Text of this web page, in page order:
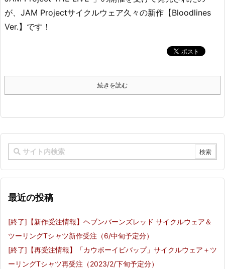
が、JAM Projectサイクルウェア久々の新作【Bloodlines
Ver.】です！
続きを読む
最近の投稿
[終了]【新作受注情報】ヘブンバーンズレッド サイクルウェア＆
ツーリングTシャツ新作受注（6/中旬予定分）
[終了]【再受注情報】「カウボーイビバップ」サイクルウェア＋ツ
ーリングTシャツ再受注（2023/2/下旬予定分）